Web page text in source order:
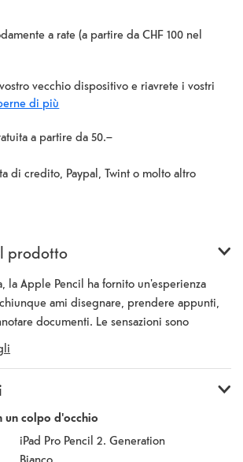
a rate (a partire da CHF 100 nel
vecchio dispositivo e riavrete i vostri
di più
a partire da 50.–
di credito, Paypal, Twint o molto altro
prodotto
la Apple Pencil ha fornito un'esperienza
ami disegnare, prendere appunti,
documenti. Le sensazioni sono
La nuova Apple Pencil è ancora più
da uno strumento di disegno all'altro
senza fili. Pettina, matita, scrivi.
un segno. La nuova Apple Pencil si
al lato del tuo iPad Pro. Tac. Quel
ti dice che è saldamente al suo
un colpo d'occhio
iPad Pro Pencil 2. Generation
Bianco